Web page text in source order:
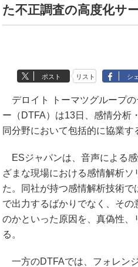
た不正調査の高度化サ
ポスト リスト シ
デロイト トーマツグループの
ー（DTFA）は13日、感情分析
同分野において包括的に協業す
ESジャパンは、音声による
ざまな現場における感情解析
た。同社が持つ感情解析技術
で出力するばかりでなく、そ
のかといった原因を、真偽性
る。
一方のDTFAでは、フォレン